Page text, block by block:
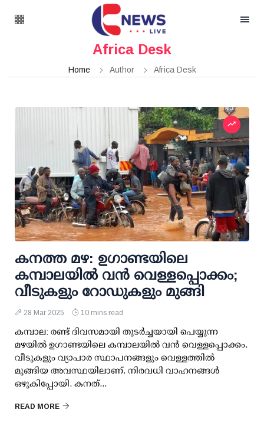
Africa Desk
Home Author Africa Desk
കനത്ത മഴ: ഉഗാണ്ടയിലെ
കമ്പാലയില്‍ വന്‍ വെള്ളപ്പൊക്കം;
വീടുകളും റോഡുകളും മുങ്ങി
28 Mar 2025 10 mins read
കമ്പാല: രണ്ട് ദിവസമായി തുടര്‍ച്ചയായി പെയ്യുന്ന
മഴയില്‍ ഉഗാണ്ടയിലെ കമ്പാലയില്‍ വന്‍ വെള്ളപ്പൊക്കം.
വീടുകളും വ്യാപാര സ്ഥാപനങ്ങളും വെള്ളത്തില്‍
മുങ്ങിയ അവസ്ഥയിലാണ്. നിരവധി വാഹനങ്ങള്‍
ഒഴുകിപ്പോയി. കനത്...
READ MORE